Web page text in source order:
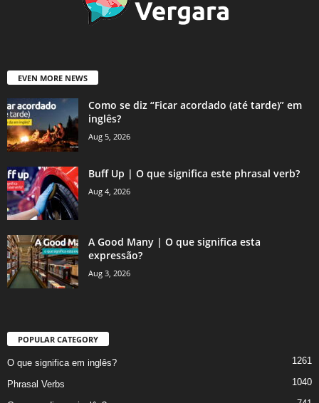
EVEN MORE NEWS
Como se diz “Ficar acordado (até tarde)” em
inglês?
Aug 5, 2026
Buff Up | O que significa este phrasal verb?
Aug 4, 2026
A Good Many | O que significa esta
expressão?
Aug 3, 2026
POPULAR CATEGORY
O que significa em inglês? 1261
Phrasal Verbs 1040